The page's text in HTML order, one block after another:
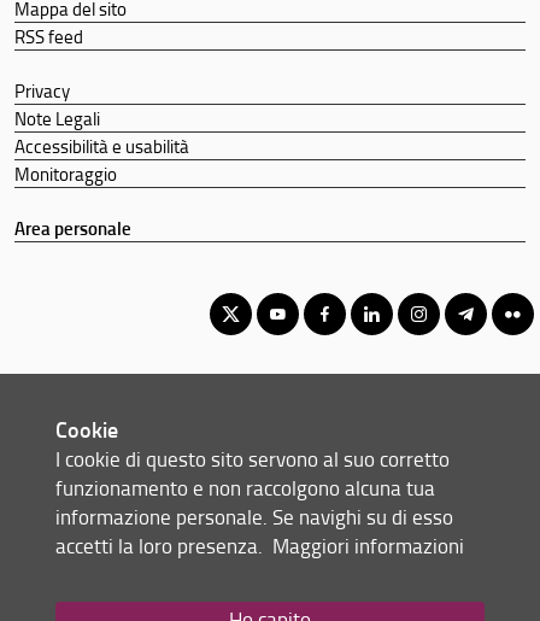
Mappa del sito
RSS feed
Privacy
Note Legali
Accessibilità e usabilità
Monitoraggio
Area personale
Corso di Laurea Magistrale in Strategie della Comunicazione
© Copyright 2012-2026 Università degli Studi di Firenze UNIFI
P.IVA/Cod.Fis 01279680480
Scuola di Scienze Politiche 'Cesare Alfieri' - Via delle Pandette, 32 -
50127 Firenze (FI)
Email:
Cookie
I cookie di questo sito servono al suo corretto
funzionamento e non raccolgono alcuna tua
informazione personale. Se navighi su di esso
accetti la loro presenza. Maggiori informazioni